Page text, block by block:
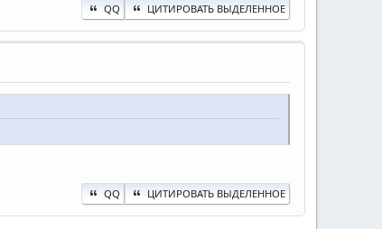
QQ ЦИТИРОВАТЬ ВЫДЕЛЕННОЕ
QQ ЦИТИРОВАТЬ ВЫДЕЛЕННОЕ